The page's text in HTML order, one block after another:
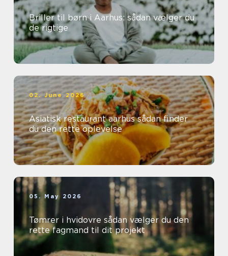
Briller til børn i Aarhus: sådan vælger du
de rigtige
02. June 2026
Asiatisk restaurant aarhus sådan finder
du den rette oplevelse
05. May 2026
Tømrer i hvidovre sådan vælger du den
rette fagmand til dit projekt